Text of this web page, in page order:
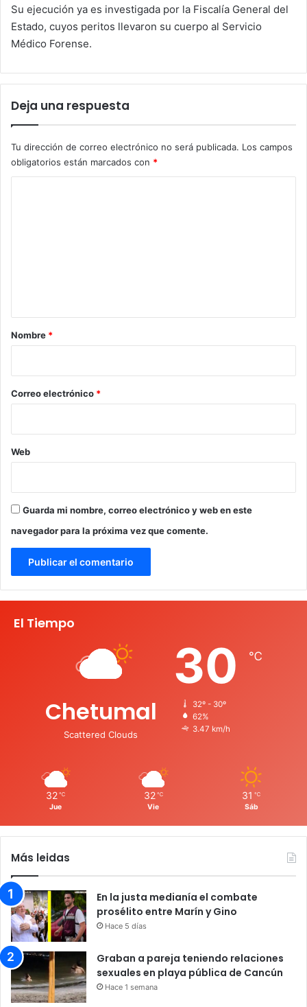
Su ejecución ya es investigada por la Fiscalía General del
Estado, cuyos peritos llevaron su cuerpo al Servicio
Médico Forense.
Deja una respuesta
Tu dirección de correo electrónico no será publicada. Los campos
obligatorios están marcados con *
r
*
Nombre *
Correo electrónico *
Web
Guarda mi nombre, correo electrónico y web en este
navegador para la próxima vez que comente.
El Tiempo
Chetumal
Scattered Clouds
30 ℃
32º - 30º
62%
3.47 km/h
32 ℃
Jue
32 ℃
Vie
31 ℃
Sáb
Más leidas
En la justa medianía el combate
prosélito entre Marín y Gino
Hace 5 días
Graban a pareja teniendo relaciones
sexuales en playa pública de Cancún
Hace 1 semana